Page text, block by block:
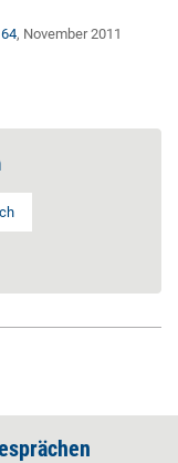
, November 2011